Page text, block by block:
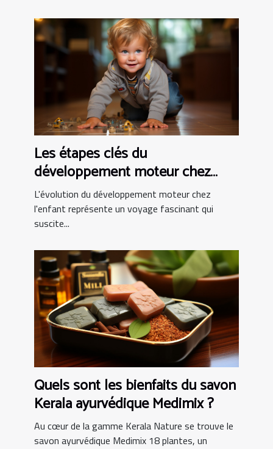
Les étapes clés du
développement moteur chez
l'enfant
L'évolution du développement moteur chez
l'enfant représente un voyage fascinant qui
suscite...
Quels sont les bienfaits du savon
Kerala ayurvédique Medimix ?
Au cœur de la gamme Kerala Nature se trouve le
savon ayurvédique Medimix 18 plantes, un